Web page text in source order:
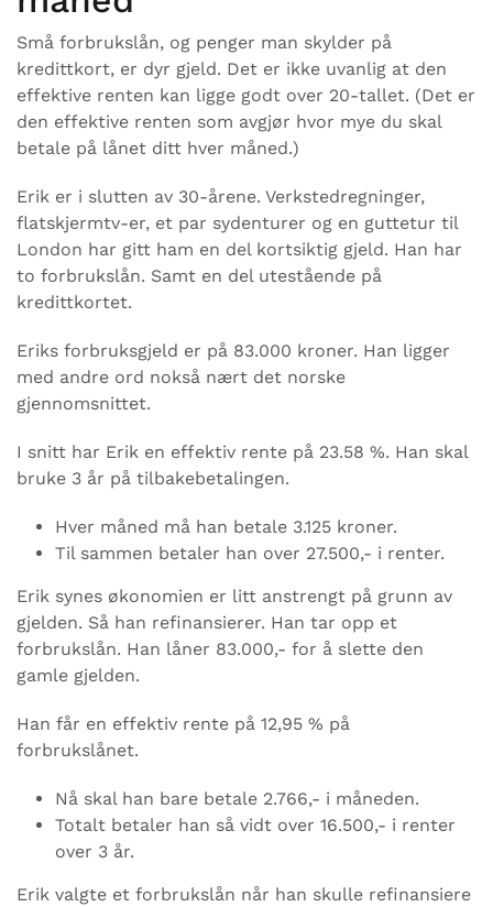
Små forbrukslån, og penger man skylder på
kredittkort, er dyr gjeld. Det er ikke uvanlig at den
effektive renten kan ligge godt over 20-tallet. (Det er
den effektive renten som avgjør hvor mye du skal
betale på lånet ditt hver måned.)
Erik er i slutten av 30-årene. Verkstedregninger,
flatskjermtv-er, et par sydenturer og en guttetur til
London har gitt ham en del kortsiktig gjeld. Han har
to forbrukslån. Samt en del utestående på
kredittkortet.
Eriks forbruksgjeld er på 83.000 kroner. Han ligger
med andre ord nokså nært det norske
gjennomsnittet.
I snitt har Erik en effektiv rente på 23.58 %. Han skal
bruke 3 år på tilbakebetalingen.
Hver måned må han betale 3.125 kroner.
Til sammen betaler han over 27.500,- i renter.
Erik synes økonomien er litt anstrengt på grunn av
gjelden. Så han refinansierer. Han tar opp et
forbrukslån. Han låner 83.000,- for å slette den
gamle gjelden.
Han får en effektiv rente på 12,95 % på
forbrukslånet.
Nå skal han bare betale 2.766,- i måneden.
Totalt betaler han så vidt over 16.500,- i renter
over 3 år.
Erik valgte et forbrukslån når han skulle refinansiere